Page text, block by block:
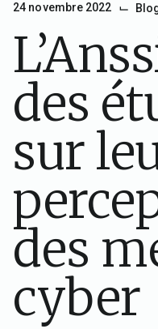
24 novembre 2022 ⌙
des
sur
des
cyber